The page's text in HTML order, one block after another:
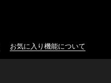
お気に入り機能について